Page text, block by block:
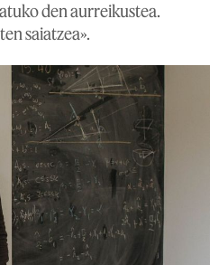
den aurreikustea.
saiatzea».